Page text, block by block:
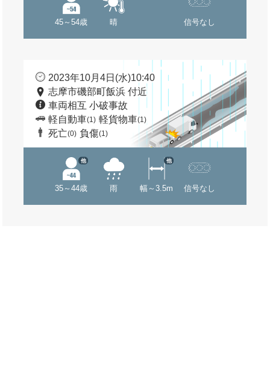
45～54歳 晴 信号なし
2023年10月4日(水)10:40
志摩市磯部町飯浜 付近
車両相互 小破事故
軽自動車(1) 軽貨物車(1)
死亡(0) 負傷(1)
35～44歳
他
雨 幅～3.5m
他
信号なし